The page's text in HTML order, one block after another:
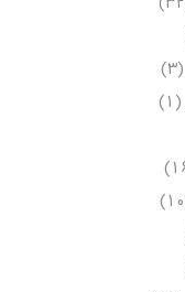
(3)
(1)